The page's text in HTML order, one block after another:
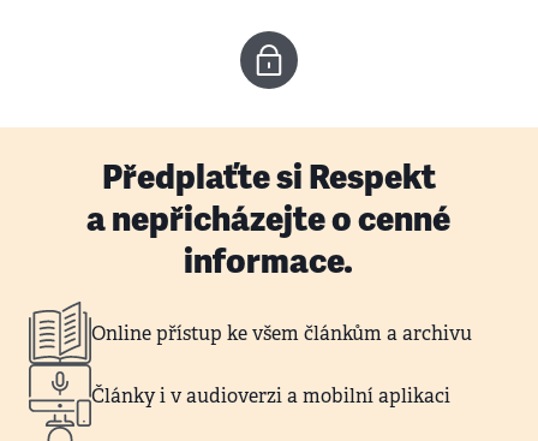
Předplaťte si Respekt
a nepřicházejte o cenné
informace.
Online přístup ke všem článkům a archivu
Články i v audioverzi a mobilní aplikaci